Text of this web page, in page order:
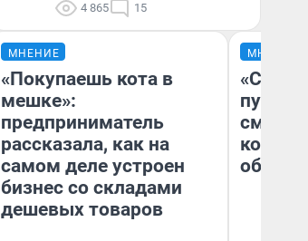
4 865 15
МНЕНИЕ
«Покупаешь кота в
мешке»:
предприниматель
рассказала, как на
самом деле устроен
бизнес со складами
дешевых товаров
МНЕНИЕ